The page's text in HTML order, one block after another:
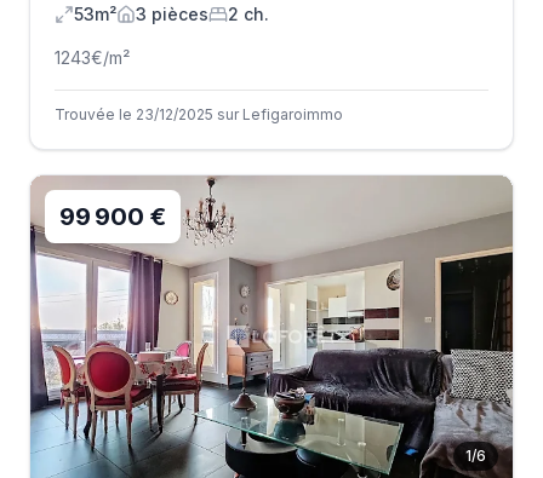
53m²
3 pièces 2 ch.
1243€/m²
Trouvée le 23/12/2025 sur Lefigaroimmo
1/6
99 900 €